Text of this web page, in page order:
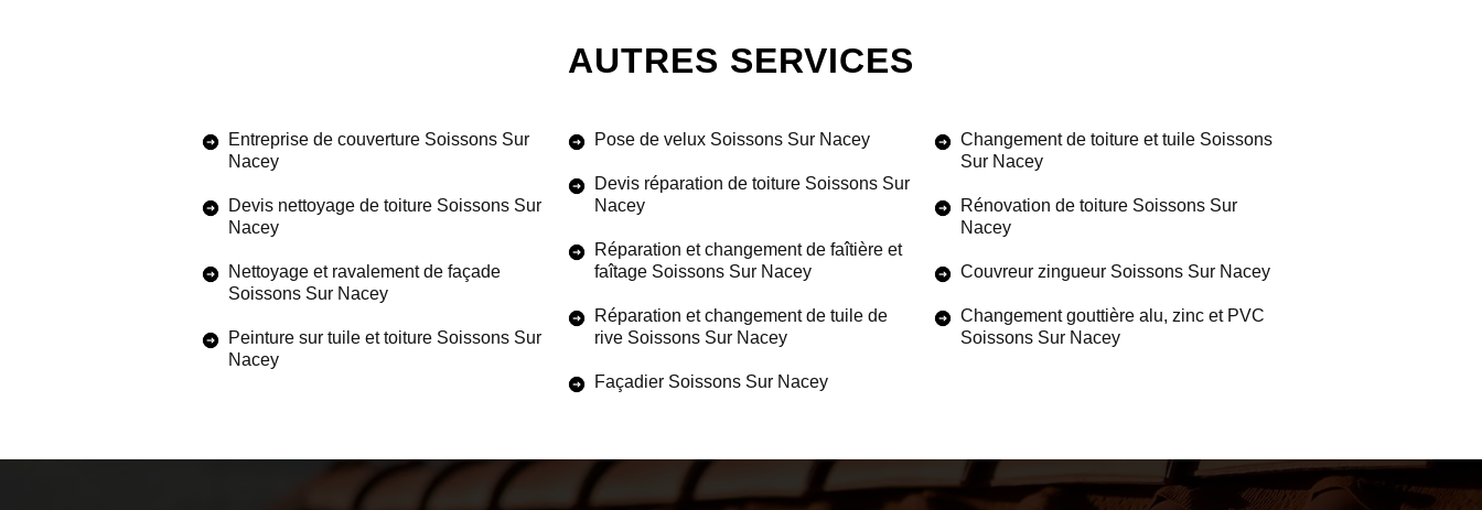
AUTRES SERVICES
Entreprise de couverture Soissons Sur
Nacey
Devis nettoyage de toiture Soissons Sur
Nacey
Nettoyage et ravalement de façade
Soissons Sur Nacey
Peinture sur tuile et toiture Soissons Sur
Nacey
Pose de velux Soissons Sur Nacey
Devis réparation de toiture Soissons Sur
Nacey
Réparation et changement de faîtière et
faîtage Soissons Sur Nacey
Réparation et changement de tuile de
rive Soissons Sur Nacey
Façadier Soissons Sur Nacey
Changement de toiture et tuile Soissons
Sur Nacey
Rénovation de toiture Soissons Sur
Nacey
Couvreur zingueur Soissons Sur Nacey
Changement gouttière alu, zinc et PVC
Soissons Sur Nacey